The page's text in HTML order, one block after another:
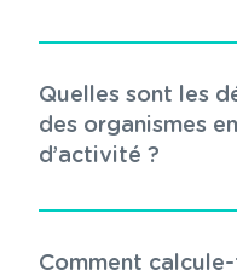
Quelles sont les
des organismes
d’activité ?
Comment